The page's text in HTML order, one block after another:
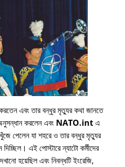
এবং তার বন্ধুর মৃত্যুর কথা জানতে
করলেন এবং NATO.intএ
পেলেন যা শহরে ও তার বন্ধুর মৃত্যুর
দিচ্ছিল। এই পোস্টারে ন্যাটো কর্মীদের
হয়েছিল এবং নিবন্ধটি ইংরেজি,